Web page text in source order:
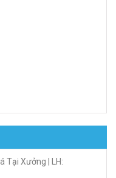
Tại Xưởng | LH: